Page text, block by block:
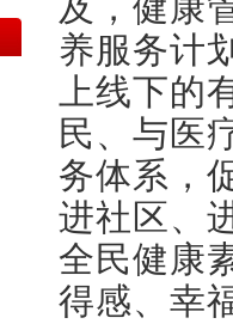
及，健康
养服务计
上线下的
民、与医
务体系，
进社区、
全民健康
得感、幸